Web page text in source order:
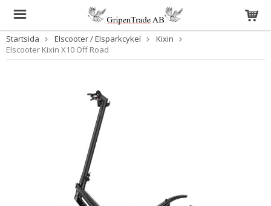
Startsida Elscooter / Elsparkcykel
Kixin
Elscooter Kixin X10 Off Road